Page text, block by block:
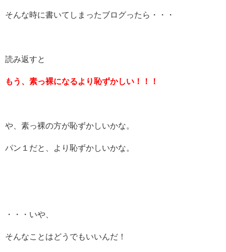
そんな時に書いてしまったブログったら・・・
読み返すと
もう、素っ裸になるより恥ずかしい！！！
や、素っ裸の方が恥ずかしいかな。
パン１だと、より恥ずかしいかな。
・・・いや、
そんなことはどうでもいいんだ！